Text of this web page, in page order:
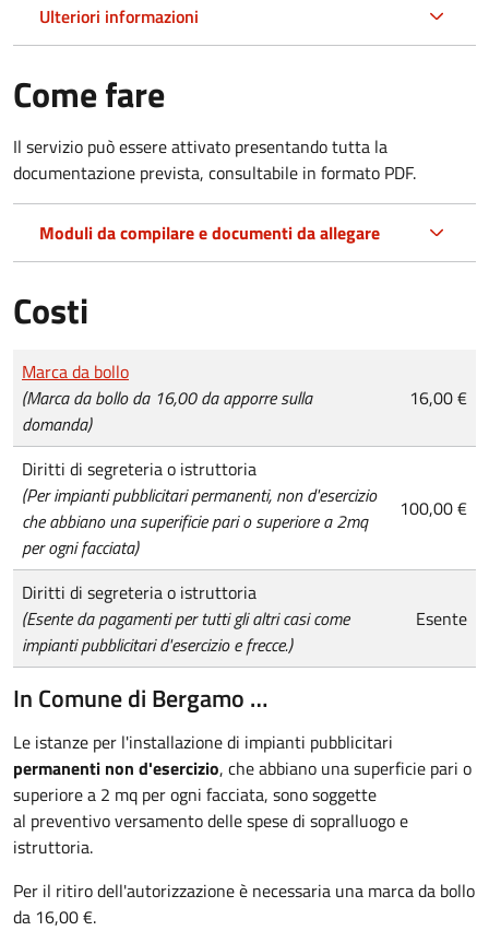
Ulteriori informazioni
Come fare
Il servizio può essere attivato presentando tutta la
documentazione prevista, consultabile in formato PDF.
Moduli da compilare e documenti da allegare
Costi
Tipo di pagamento
Importo
Marca da bollo
(Marca da bollo da 16,00 da apporre sulla
domanda)
16,00 €
Diritti di segreteria o istruttoria
(Per impianti pubblicitari permanenti, non d'esercizio
che abbiano una superificie pari o superiore a 2mq
per ogni facciata)
100,00 €
Diritti di segreteria o istruttoria
(Esente da pagamenti per tutti gli altri casi come
impianti pubblicitari d'esercizio e frecce.)
Esente
In Comune di Bergamo …
Le istanze per l'installazione di impianti pubblicitari
permanenti non d'esercizio, che abbiano una superficie pari o
superiore a 2 mq per ogni facciata, sono soggette
al preventivo versamento delle spese di sopralluogo e
istruttoria.
Per il ritiro dell'autorizzazione è necessaria una marca da bollo
da 16,00 €.